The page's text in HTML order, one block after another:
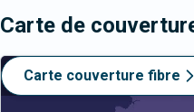
Carte de
Carte couverture fibre